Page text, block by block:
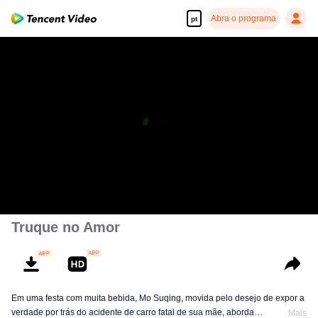
pt Abra o programa
Truque no Amor
Em uma festa com muita bebida, Mo Suqing, movida pelo desejo de expor a
verdade por trás do acidente de carro fatal de sua mãe, aborda
Mais